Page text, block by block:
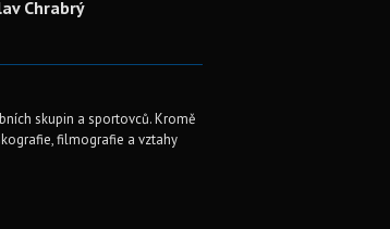
Chrabrý
skupin a sportovců. Kromě
filmografie a vztahy